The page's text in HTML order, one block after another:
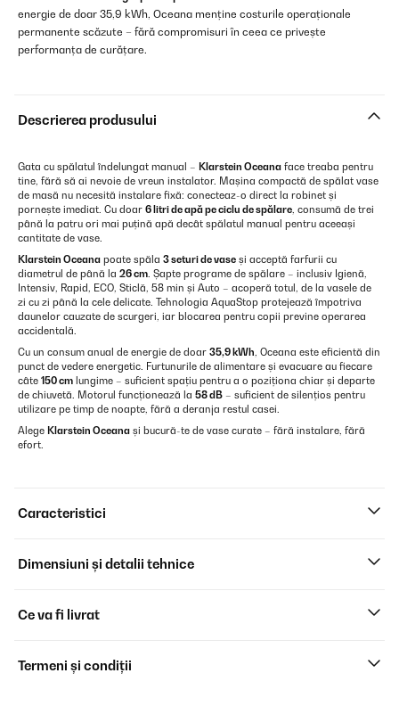
energie de doar 35,9 kWh, Oceana menține costurile operaționale
permanente scăzute – fără compromisuri în ceea ce privește
performanța de curățare.
Descrierea produsului
Gata cu spălatul îndelungat manual – Klarstein Oceana face treaba pentru
tine, fără să ai nevoie de vreun instalator. Mașina compactă de spălat vase
de masă nu necesită instalare fixă: conecteaz-o direct la robinet și
pornește imediat. Cu doar 6 litri de apă pe ciclu de spălare, consumă de trei
până la patru ori mai puțină apă decât spălatul manual pentru aceeași
cantitate de vase.
Klarstein Oceana poate spăla 3 seturi de vase și acceptă farfurii cu
diametrul de până la 26 cm. Șapte programe de spălare – inclusiv Igienă,
Intensiv, Rapid, ECO, Sticlă, 58 min și Auto – acoperă totul, de la vasele de
zi cu zi până la cele delicate. Tehnologia AquaStop protejează împotriva
daunelor cauzate de scurgeri, iar blocarea pentru copii previne operarea
accidentală.
Cu un consum anual de energie de doar 35,9 kWh, Oceana este eficientă din
punct de vedere energetic. Furtunurile de alimentare și evacuare au fiecare
câte 150 cm lungime – suficient spațiu pentru a o poziționa chiar și departe
de chiuvetă. Motorul funcționează la 58 dB – suficient de silențios pentru
utilizare pe timp de noapte, fără a deranja restul casei.
Alege Klarstein Oceana și bucură-te de vase curate – fără instalare, fără
efort.
Caracteristici
Dimensiuni și detalii tehnice
Ce va fi livrat
Termeni și condiții